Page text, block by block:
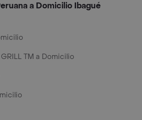
a Domicilio Ibagué
TM a Domicilio